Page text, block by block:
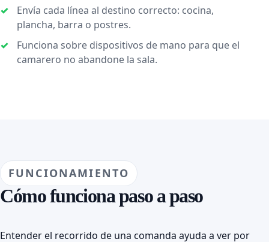
Envía cada línea al destino correcto: cocina,
plancha, barra o postres.
Funciona sobre dispositivos de mano para que el
camarero no abandone la sala.
FUNCIONAMIENTO
Cómo funciona paso a paso
Entender el recorrido de una comanda ayuda a ver por